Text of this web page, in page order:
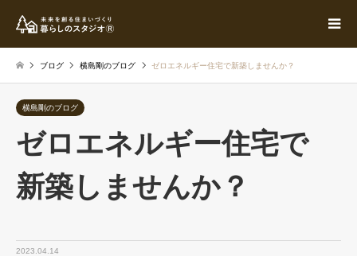
ブログ 横島剛のブログ ゼロエネルギー住宅で新築しませんか？
横島剛のブログ
ゼロエネルギー住宅で
新築しませんか？
2023.04.14